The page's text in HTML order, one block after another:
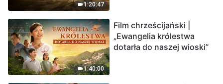
1:20:47
1:40:00
Film chrześcijański |
„Ewangelia królestwa
dotarła do naszej wioski”